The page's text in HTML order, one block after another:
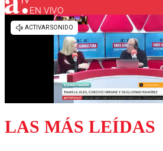
Los comentarios son moderados
diálogo
EN VIVO
LAS MÁS LEÍDAS